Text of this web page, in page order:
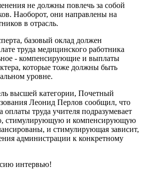
не должны повлечь за собой
Наоборот, они направлены на
в отрасль.
базовый оклад должен
труда медицинского работника
- компенсирующие и выплаты
которые тоже должны быть
уровне.
высшей категории, Почетный
Леонид Перлов сообщил, что
труда учителя подразумевает
стимулирующую и компенсирующую
и стимулирующая зависит,
администрации к конкретному
интервью!